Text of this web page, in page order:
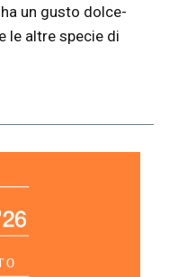
un gusto dolce-
le altre specie di